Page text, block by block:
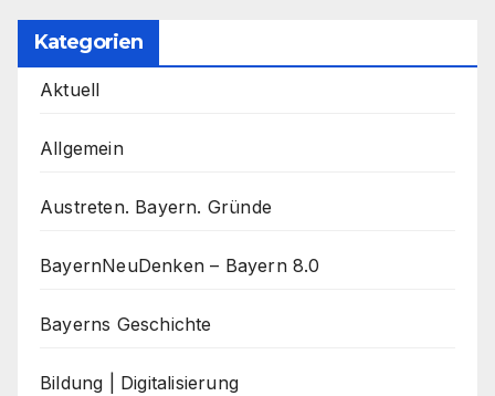
Kategorien
Aktuell
Allgemein
Austreten. Bayern. Gründe
BayernNeuDenken – Bayern 8.0
Bayerns Geschichte
Bildung | Digitalisierung